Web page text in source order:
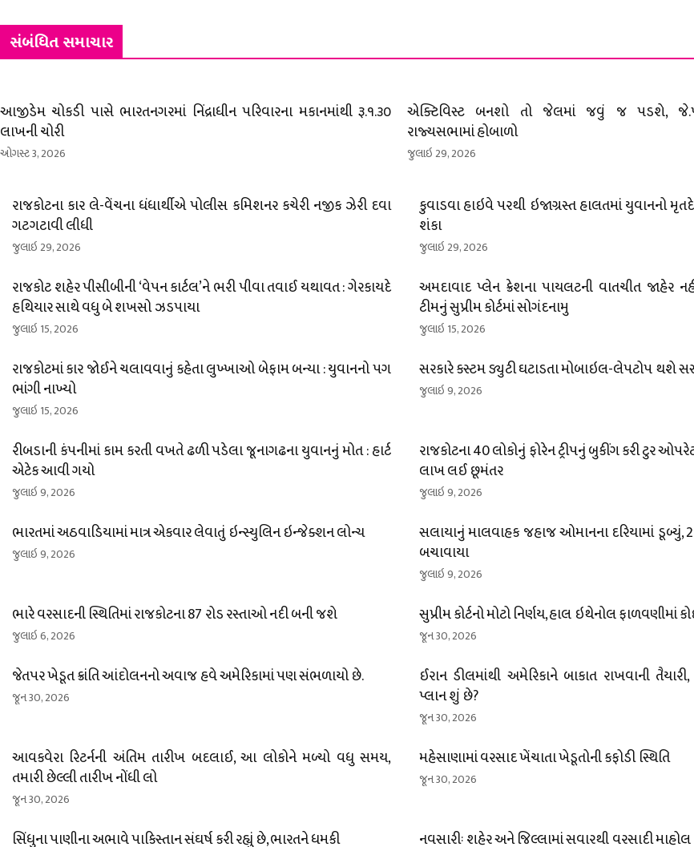
સંબંધિત સમાચાર
આજીડેમ ચોકડી પાસે ભારતનગરમાં નિંદ્રાધીન પરિવારના મકાનમાંથી રૂ.૧.૩૦
લાખની ચોરી
ઓગસ્ટ 3, 2026
એક્ટિવિસ્ટ બનશો તો જેલમાં જવું જ પડશે,
રાજ્યસભામાં હોબાળો
જુલાઇ 29, 2026
રાજકોટના કાર લે-વેંચના ધંધાર્થીએ પોલીસ કમિશનર કચેરી નજીક ઝેરી દવા
ગટગટાવી લીધી
જુલાઇ 29, 2026
કુવાડવા હાઇવે પરથી ઇજાગ્રસ્ત હાલતમાં યુવાનનો
શંકા
જુલાઇ 29, 2026
રાજકોટ શહેર પીસીબીની ‘વેપન કાર્ટલ’ને ભરી પીવા તવાઈ યથાવત : ગેરકાયદે
હથિયાર સાથે વધુ બે શખસો ઝડપાયા
જુલાઇ 15, 2026
અમદાવાદ પ્લેન ક્રેશના પાયલટની વાતચીત જાહેર
ટીમનું સુપ્રીમ કોર્ટમાં સોગંદનામુ
જુલાઇ 15, 2026
રાજકોટમાં કાર જોઈને ચલાવવાનું કહેતા લુખ્ખાઓ બેફામ બન્યા : યુવાનનો પગ
ભાંગી નાખ્યો
જુલાઇ 15, 2026
સરકારે કસ્ટમ ડ્યુટી ઘટાડતા મોબાઇલ-લેપટોપ થશે
જુલાઇ 9, 2026
રીબડાની કંપનીમાં કામ કરતી વખતે ઢળી પડેલા જૂનાગઢના યુવાનનું મોત : હાર્ટ
એટેક આવી ગયો
જુલાઇ 9, 2026
રાજકોટના 40 લોકોનું ફોરેન ટ્રીપનું બુકીંગ કરી ટુર
લાખ લઈ છૂમંતર
જુલાઇ 9, 2026
ભારતમાં અઠવાડિયામાં માત્ર એકવાર લેવાતું ઇન્સ્યુલિન ઇન્જેક્શન લોન્ચ
જુલાઇ 9, 2026
સલાયાનું માલવાહક જહાજ ઓમાનના દરિયામાં ડૂબ્યું,
બચાવાયા
જુલાઇ 9, 2026
ભારે વરસાદની સ્થિતિમાં રાજકોટના 87 રોડ રસ્તાઓ નદી બની જશે
જુલાઇ 6, 2026
સુપ્રીમ કોર્ટનો મોટો નિર્ણય, હાલ ઇથેનોલ ફાળવણીમાં
જૂન 30, 2026
જેતપર ખેડૂત ક્રાંતિ આંદોલનનો અવાજ હવે અમેરિકામાં પણ સંભળાયો છે.
જૂન 30, 2026
ઈરાન ડીલમાંથી અમેરિકાને બાકાત રાખવાની
પ્લાન શું છે?
જૂન 30, 2026
આવકવેરા રિટર્નની અંતિમ તારીખ બદલાઈ, આ લોકોને મળ્યો વધુ સમય,
તમારી છેલ્લી તારીખ નોંધી લો
જૂન 30, 2026
મહેસાણામાં વરસાદ ખેંચાતા ખેડૂતોની કફોડી સ્થિતિ
જૂન 30, 2026
સિંધુના પાણીના અભાવે પાકિસ્તાન સંઘર્ષ કરી રહ્યું છે, ભારતને ધમકી નવસારીઃ શહેર અને જિલ્લામાં સવારથી વરસાદી માહોલ